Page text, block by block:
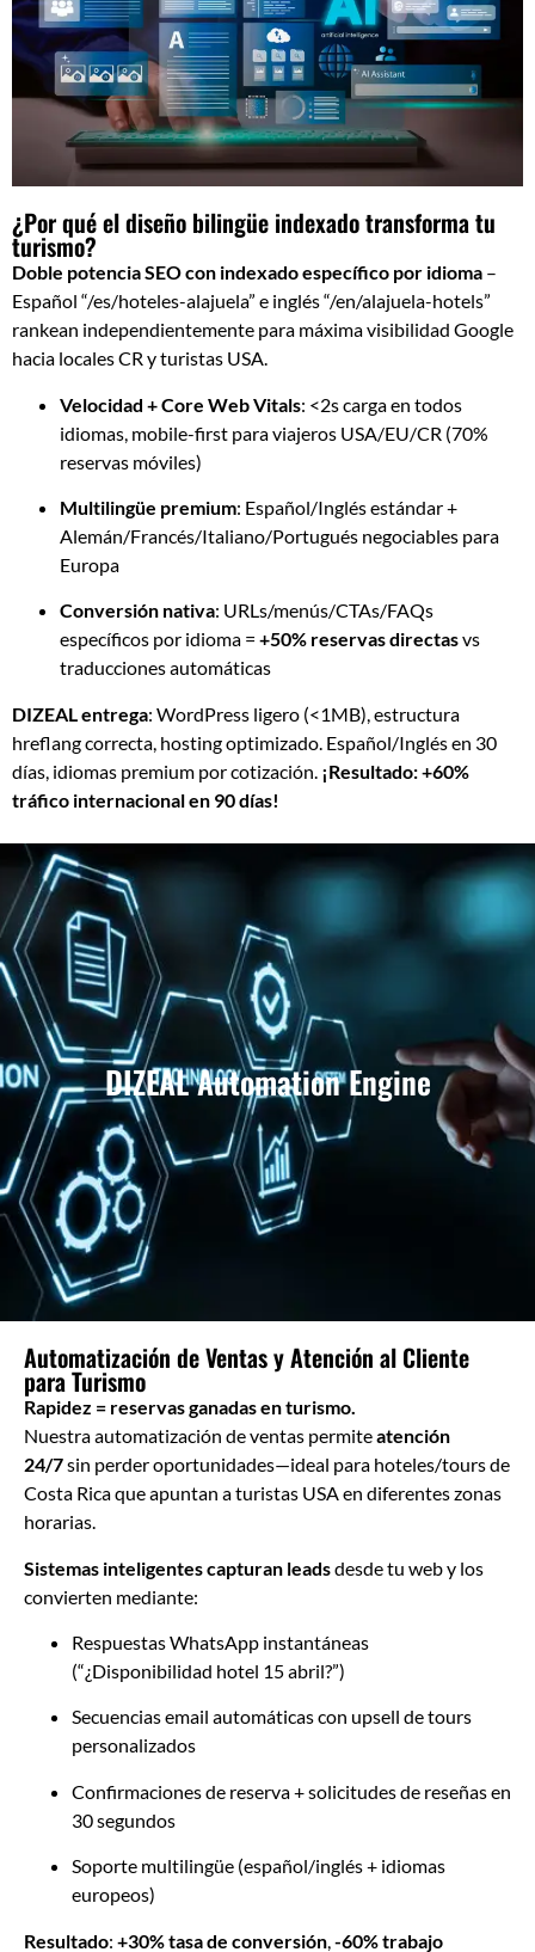
¿Por qué el diseño bilingüe indexado transforma tu
turismo?
Doble potencia SEO con indexado específico por idioma –
Español “/es/hoteles-alajuela” e inglés “/en/alajuela-hotels”
rankean independientemente para máxima visibilidad Google
hacia locales CR y turistas USA.
Velocidad + Core Web Vitals: <2s carga en todos
idiomas, mobile-first para viajeros USA/EU/CR (70%
reservas móviles)
Multilingüe premium: Español/Inglés estándar +
Alemán/Francés/Italiano/Portugués negociables para
Europa
Conversión nativa: URLs/menús/CTAs/FAQs
específicos por idioma = +50% reservas directasvs
traducciones automáticas
DIZEAL entrega: WordPress ligero (<1MB), estructura
hreflang correcta, hosting optimizado. Español/Inglés en 30
días, idiomas premium por cotización. ¡Resultado: +60%
tráfico internacional en 90 días!
DIZEAL Automation Engine
Automatización de Ventas y Atención al Cliente
para Turismo
Rapidez = reservas ganadas en turismo.
Nuestra automatización de ventas permiteatención
24/7sin perder oportunidades—ideal para hoteles/tours de
Costa Rica que apuntan a turistas USA en diferentes zonas
horarias.
Sistemas inteligentes capturan leadsdesde tu web y los
convierten mediante:
Respuestas WhatsApp instantáneas
(“¿Disponibilidad hotel 15 abril?”)
Secuencias email automáticas con upsell de tours
personalizados
Confirmaciones de reserva + solicitudes de reseñas en
30 segundos
Soporte multilingüe (español/inglés + idiomas
europeos)
Resultado: +30% tasa de conversión -60% trabajo